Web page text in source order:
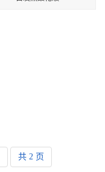
共 2 页